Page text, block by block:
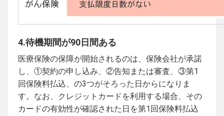
4.待機期間が90日間ある
医療保険の保障が開始されるのは、保険会社が承諾
し、①契約の申し込み、②告知または審査、③第1
回保険料払込、の3つがそろった日からになりま
す。なお、クレジットカードを利用する場合、その
カードの有効性が確認された日を第1回保険料払込